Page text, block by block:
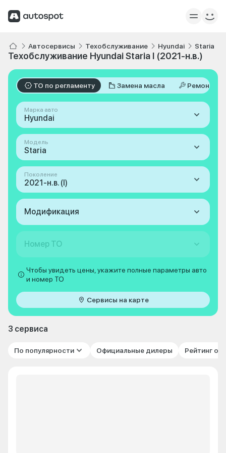
Автосервисы Техобслуживание Hyundai Staria
Техобслуживание Hyundai Staria I (2021-н.в.)
ТО по регламенту Замена масла Ремонт
Марка авто
Hyundai
Модель
Staria
Поколение
2021-н.в. (I)
Модификация
Номер ТО
Чтобы увидеть цены, укажите полные параметры авто
и номер ТО
Сервисы на карте
3 сервиса
По популярности Официальные дилеры Рейтинг